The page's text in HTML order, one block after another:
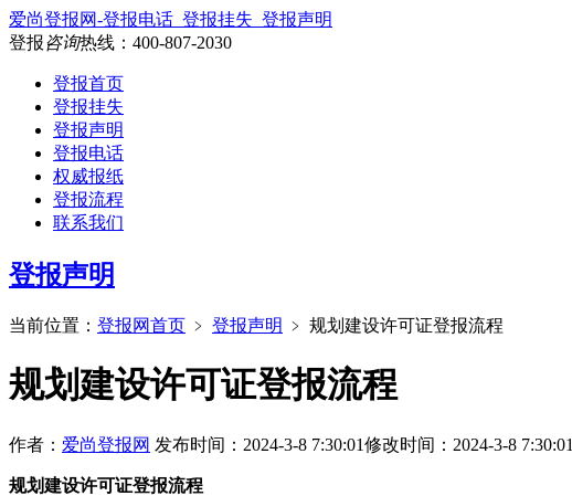
爱尚登报网-登报电话_登报挂失_登报声明
登报咨询热线： 400-807-2030
登报首页
登报挂失
登报声明
登报电话
权威报纸
登报流程
联系我们
登报声明
当前位置： 登报网首页 ﹥ 登报声明 ﹥ 规划建设许可证登报流程
规划建设许可证登报流程
作者： 爱尚登报网 发布时间：2024-3-8 7:30:01修改时间：2024-3-8 7:30:01
规划建设许可证登报流程